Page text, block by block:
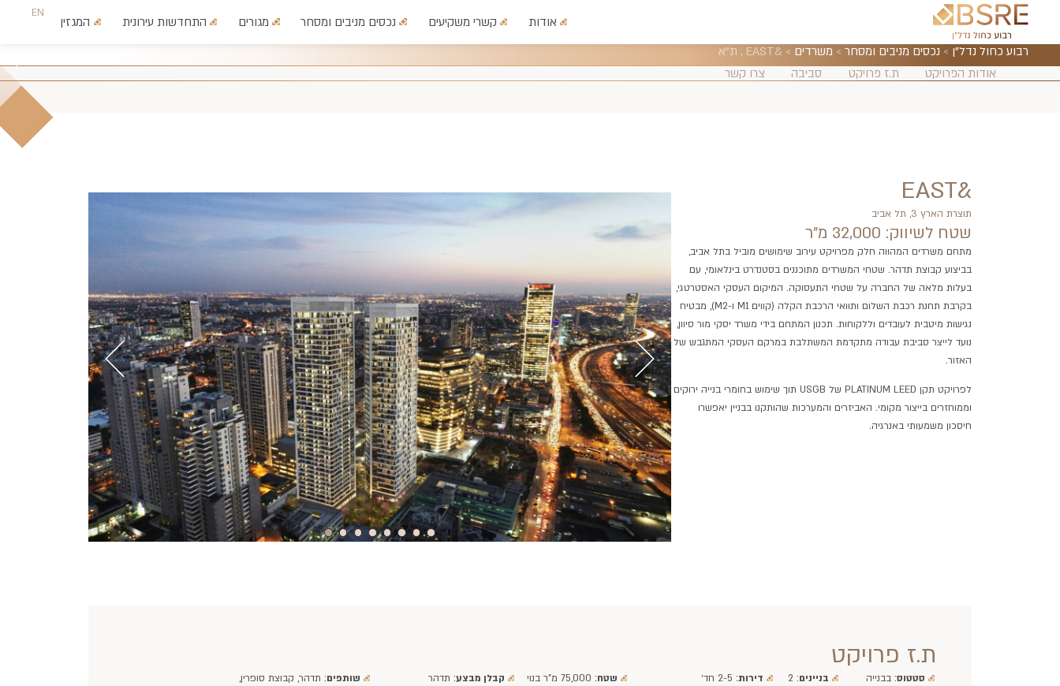
EN
אודות קשרי משקיעים נכסים מניבים ומסחר מגורים התחדשות עירונית
המגזין
רבוע כחול נדל"ן > נכסים מניבים ומסחר > משרדים > &EAST , ת"א
אודות הפרויקט
ת.ז פרויקט סביבה צרו קשר
&EAST
תוצרת הארץ 3, תל אביב
שטח לשיווק: 32,000 מ"ר
מתחם משרדים המהווה חלק מפרויקט עירוב שימושים מוביל בתל אביב,
בביצוע קבוצת תדהר. שטחי המשרדים מתוכננים בסטנדרט בינלאומי, עם
בעלות מלאה של החברה על שטחי התעסוקה. המיקום העסקי האסטרטגי,
בקרבת תחנת רכבת השלום ותוואי הרכבת הקלה (קווים M1 ו-M2), מבטיח
נגישות מיטבית לעובדים וללקוחות. תכנון המתחם בידי משרד יסקי מור סיוון,
נועד לייצר סביבת עבודה מתקדמת המשתלבת במרקם העסקי המתגבש של
האזור.
לפרויקט תקן PLATINUM LEED של USGB תוך שימוש בחומריבנייה ירוקים
וממוחזרים בייצור מקומי. האביזרים והמערכות שהותקנו בבניין יאפשרו
חיסכון משמעותי באנרגיה.
ת.ז פרויקט
סטטוס: בבנייה
בניינים: 2
דירות: 2-5 חד׳
שטח: 75,000 מ"ר בנוי
קבלן מבצע: תדהר
שותפים: תדהר, קבוצת סופרין,